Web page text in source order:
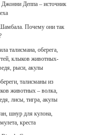
Деппа – источник
Почему они так
талисмана, оберега,
клыков животных-
рыси, акулы
талисманы из
животных – волка,
лисы, тигра, акулы
шнур для кулона,
креста